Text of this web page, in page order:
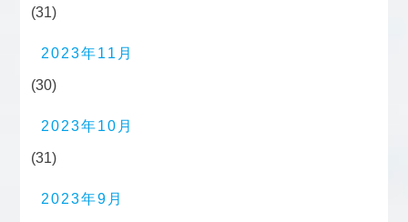
(31)
2023年11月
(30)
2023年10月
(31)
2023年9月